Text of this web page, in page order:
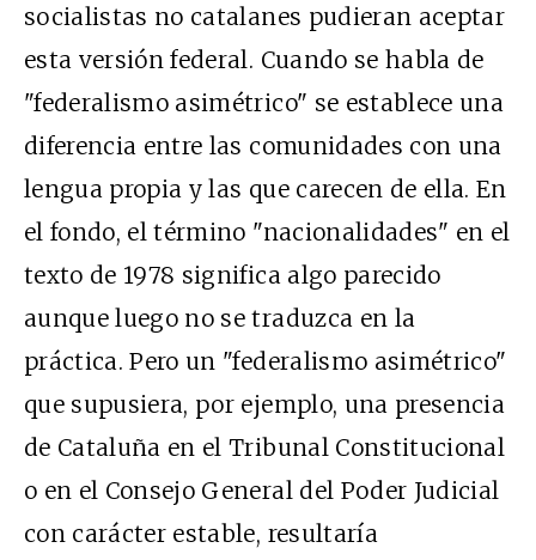
socialistas no catalanes pudieran aceptar
esta versión federal. Cuando se habla de
"federalismo asimétrico" se establece una
diferencia entre las comunidades con una
lengua propia y las que carecen de ella. En
el fondo, el término "nacionalidades" en el
texto de 1978 significa algo parecido
aunque luego no se traduzca en la
práctica. Pero un "federalismo asimétrico"
que supusiera, por ejemplo, una presencia
de Cataluña en el Tribunal Constitucional
o en el Consejo General del Poder Judicial
con carácter estable, resultaría